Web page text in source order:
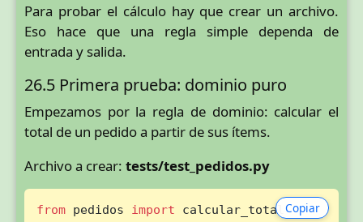
Para probar el cálculo hay que crear un archivo.
Eso hace que una regla simple dependa de
entrada y salida.
26.5 Primera prueba: dominio puro
Empezamos por la regla de dominio: calcular el
total de un pedido a partir de sus ítems.
Archivo a crear: tests/test_pedidos.py
Copiar
from pedidos import calcular_total